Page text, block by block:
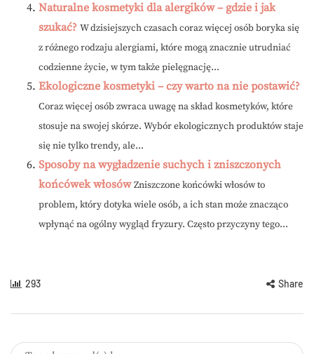
Naturalne kosmetyki dla alergików – gdzie i jak
szukać? W dzisiejszych czasach coraz więcej osób boryka się
z różnego rodzaju alergiami, które mogą znacznie utrudniać
codzienne życie, w tym także pielęgnację...
Ekologiczne kosmetyki – czy warto na nie postawić?
Coraz więcej osób zwraca uwagę na skład kosmetyków, które
stosuje na swojej skórze. Wybór ekologicznych produktów staje
się nie tylko trendy, ale...
Sposoby na wygładzenie suchych i zniszczonych
końcówek włosów Zniszczone końcówki włosów to
problem, który dotyka wiele osób, a ich stan może znacząco
wpłynąć na ogólny wygląd fryzury. Często przyczyny tego...
293 Share